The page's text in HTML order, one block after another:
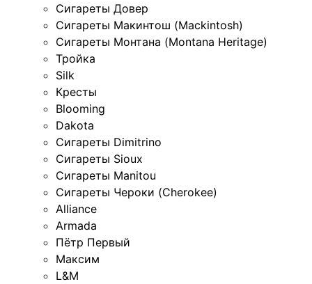
Сигареты Довер
Сигареты Макинтош (Mackintosh)
Сигареты Монтана (Montana Heritage)
Тройка
Silk
Кресты
Blooming
Dakota
Сигареты Dimitrino
Сигареты Sioux
Сигареты Manitou
Сигареты Чероки (Cherokee)
Alliance
Armada
Пётр Первый
Максим
L&M